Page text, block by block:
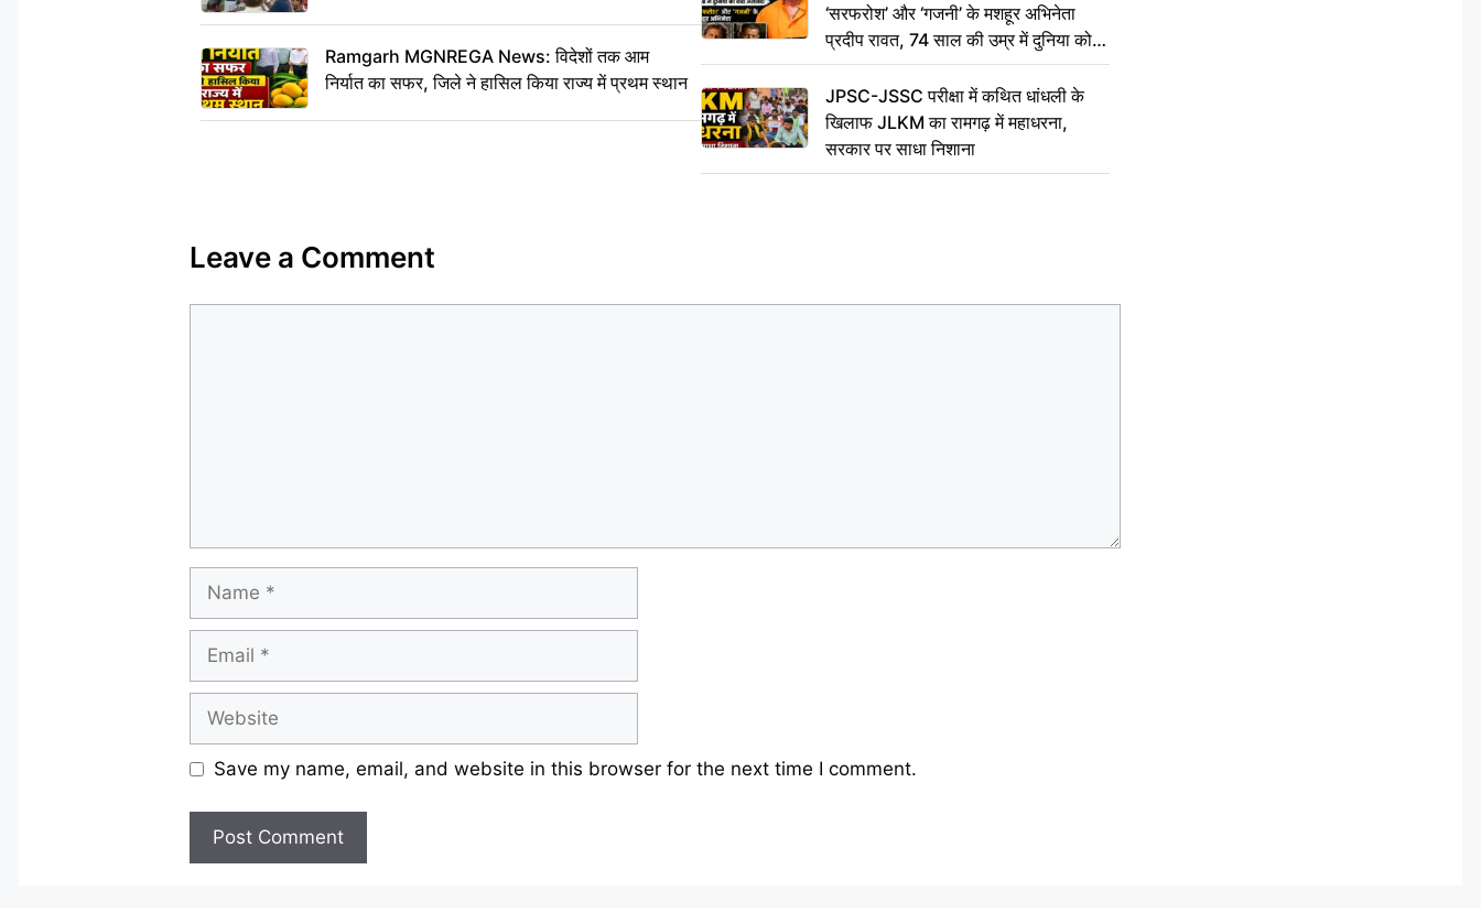
Ramgarh MGNREGA News: विदेशों तक आम
निर्यात का सफर, जिले ने हासिल किया राज्य में प्रथम स्थान
‘सरफरोश’ और ‘गजनी’ के मशहूर अभिनेता
प्रदीप रावत, 74 साल की उम्र में दुनिया को
कहा अलविदा
JPSC-JSSC परीक्षा में कथित धांधली के
खिलाफ JLKM का रामगढ़ में महाधरना,
सरकार पर साधा निशाना
Leave a Comment
Name
Email
Website
Save my name, email, and website in this browser for the next time I comment.